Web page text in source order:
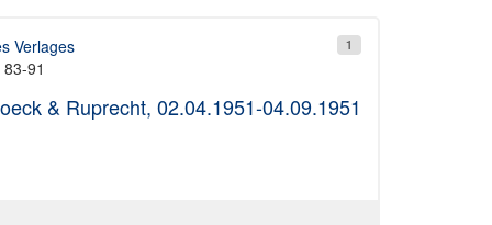
1
Verlages
91
& Ruprecht, 02.04.1951-04.09.1951